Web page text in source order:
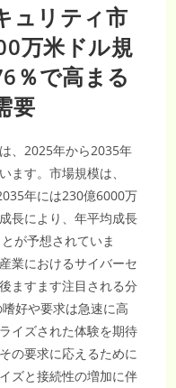
ュリティ市
万米ドル規
％で高まる
要
、2025年から2035年
ます。市場規模は、
年には230億6000万
長により、年平均成長
が予想されていま
業におけるサイバーセ
ますます注目される分
好や要求は急速に高
イズされた体験を期待
の要求に応えるために
ズと接続性の増加に伴